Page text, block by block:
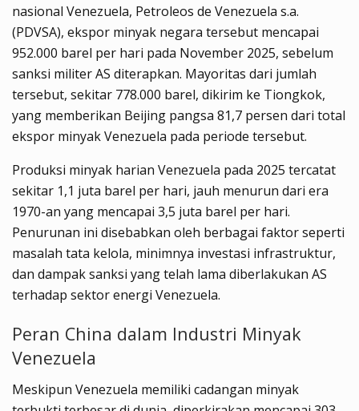
nasional Venezuela, Petroleos de Venezuela s.a.
(PDVSA), ekspor minyak negara tersebut mencapai
952.000 barel per hari pada November 2025, sebelum
sanksi militer AS diterapkan. Mayoritas dari jumlah
tersebut, sekitar 778.000 barel, dikirim ke Tiongkok,
yang memberikan Beijing pangsa 81,7 persen dari total
ekspor minyak Venezuela pada periode tersebut.
Produksi minyak harian Venezuela pada 2025 tercatat
sekitar 1,1 juta barel per hari, jauh menurun dari era
1970-an yang mencapai 3,5 juta barel per hari.
Penurunan ini disebabkan oleh berbagai faktor seperti
masalah tata kelola, minimnya investasi infrastruktur,
dan dampak sanksi yang telah lama diberlakukan AS
terhadap sektor energi Venezuela.
Peran China dalam Industri Minyak
Venezuela
Meskipun Venezuela memiliki cadangan minyak